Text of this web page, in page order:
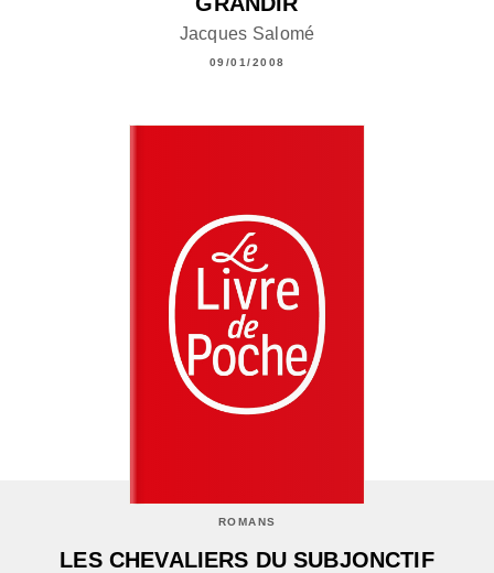
Jacques Salomé
09/01/2008
ROMANS
LES CHEVALIERS DU SUBJONCTIF